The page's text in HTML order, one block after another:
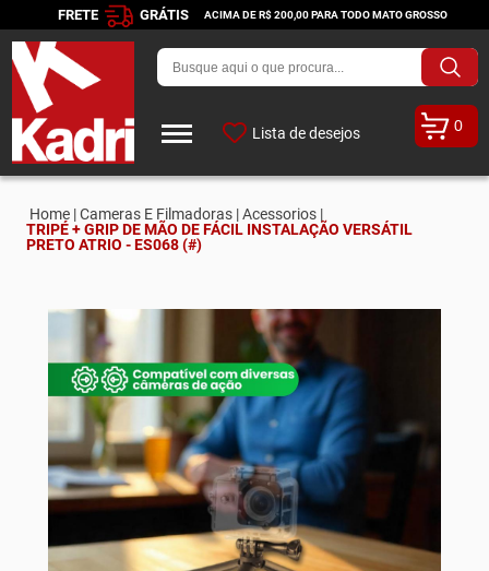
FRETE GRÁTIS ACIMA DE R$ 200,00 PARA TODO MATO GROSSO
Lista de desejos 0
Home |Cameras E Filmadoras |Acessorios |
TRIPÉ + GRIP DE MÃO DE FÁCIL INSTALAÇÃO VERSÁTIL
PRETO ATRIO - ES068 (#)